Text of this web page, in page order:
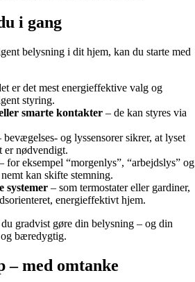
i gang
belysning i dit hjem, kan du starte med
er det mest energieffektive valg og
styring.
smarte kontakter – de kan styres via
bevægelses- og lyssensorer sikrer, at lyset
er nødvendigt.
for eksempel “morgenlys”, “arbejdslys” og
kan skifte stemning.
systemer – som termostater eller gardiner,
energieffektivt hjem.
gradvist gøre din belysning – og din
bæredygtig.
– med omtanke